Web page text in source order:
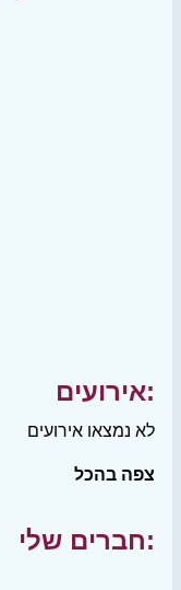
אירועים:
לא נמצאו אירועים
צפה בהכל
חברים שלי: